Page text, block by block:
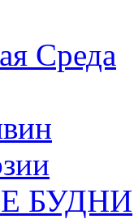
Среда
БУДНИ